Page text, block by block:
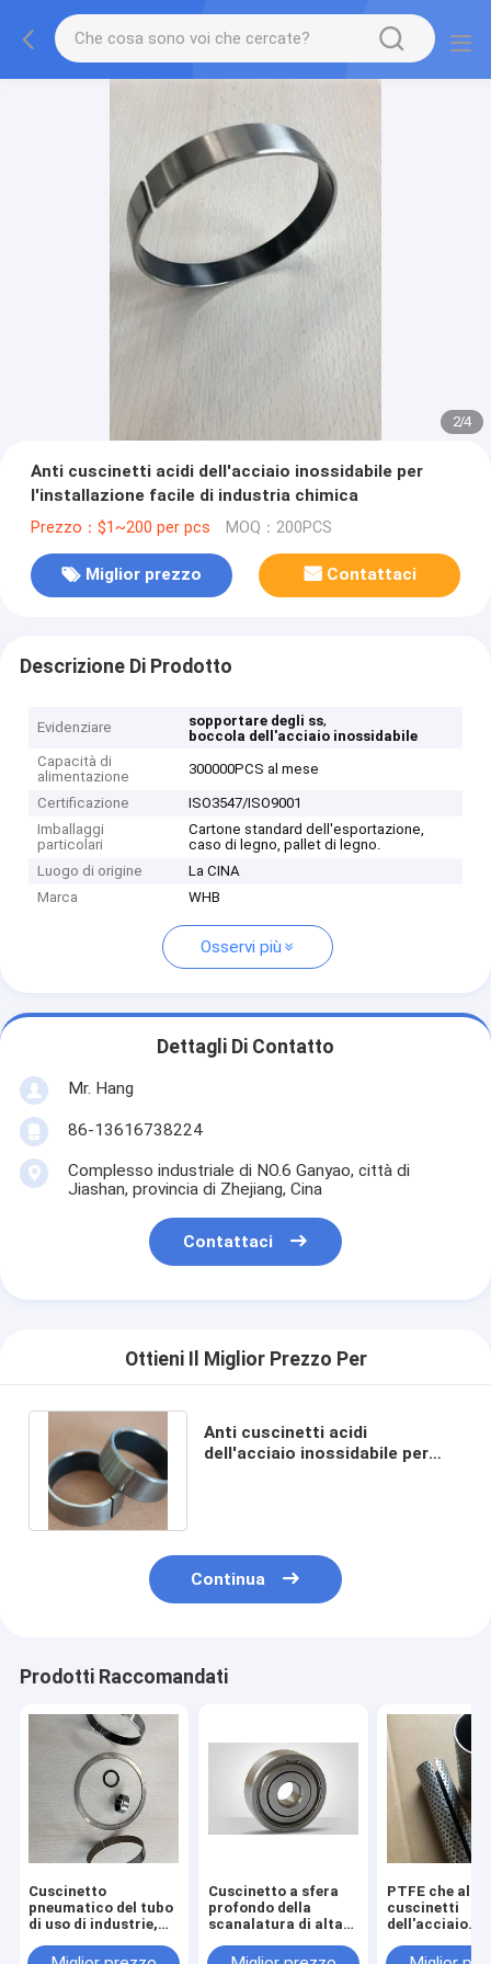
2/4
Anti cuscinetti acidi dell'acciaio inossidabile per
l'installazione facile di industria chimica
Prezzo：$1~200 per pcs MOQ：200PCS
Miglior prezzo Contattaci
Descrizione Di Prodotto
Evidenziare sopportare degli ss,
boccola dell'acciaio inossidabile
Capacità di
alimentazione
300000PCS al mese
Certificazione
ISO3547/ISO9001
Imballaggi
particolari
Cartone standard dell'esportazione,
caso di legno, pallet di legno.
Luogo di origine
La CINA
Marca
WHB
Osservi più
Dettagli Di Contatto
Mr. Hang
86-13616738224
Complesso industriale di NO.6 Ganyao, città di
Jiashan, provincia di Zhejiang, Cina
Contattaci
Ottieni Il Miglior Prezzo Per
Anti cuscinetti acidi
dell'acciaio inossidabile per
Continua
Prodotti Raccomandati
Cuscinetto
pneumatico del tubo
di uso di industrie,
attrito di anti
Cuscinetto a sfera
profondo della
scanalatura di alta
sopportano durata
PTFE che
cuscinetti
dell'acciaio
buona